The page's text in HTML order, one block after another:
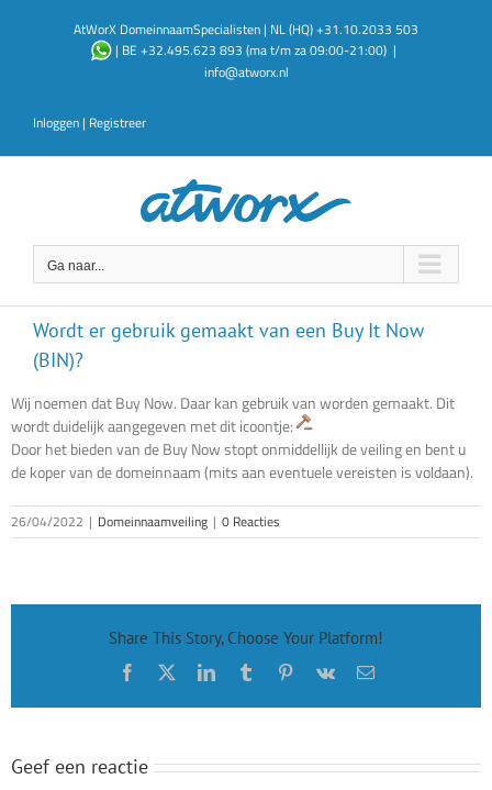
AtWorX DomeinnaamSpecialisten | NL (HQ) +31.10.2033 503
| BE +32.495.623 893 (ma t/m za 09:00-21:00) |
info@atworx.nl
Inloggen | Registreer
Ga naar...
Wordt er gebruik gemaakt van een Buy It Now
(BIN)?
Wij noemen dat Buy Now. Daar kan gebruik van worden gemaakt. Dit
wordt duidelijk aangegeven met dit icoontje:
Door het bieden van de Buy Now stopt onmiddellijk de veiling en bent u
de koper van de domeinnaam (mits aan eventuele vereisten is voldaan).
26/04/2022 | Domeinnaamveiling | 0 Reacties
Share This Story, Choose Your Platform!
Facebook
X LinkedInTumblrPinterest
Vk
E-
Geef een reactie